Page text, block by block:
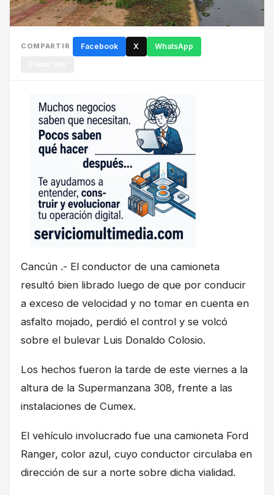
COMPARTIR Facebook X WhatsApp
Cancún .- El conductor de una camioneta
resultó bien librado luego de que por conducir
a exceso de velocidad y no tomar en cuenta en
asfalto mojado, perdió el control y se volcó
sobre el bulevar Luis Donaldo Colosio.
Los hechos fueron la tarde de este viernes a la
altura de la Supermanzana 308, frente a las
instalaciones de Cumex.
El vehículo involucrado fue una camioneta Ford
Ranger, color azul, cuyo conductor circulaba en
dirección de sur a norte sobre dicha vialidad.